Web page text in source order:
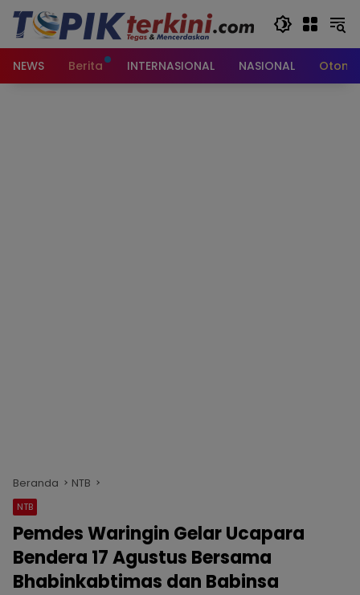
Langsung
konten
NEWS
Berita INTERNASIONAL NASIONAL
Beranda NTB
NTB
Pemdes Waringin Gelar Ucapara
Bendera 17 Agustus Bersama
Bhabinkabtimas dan Babinsa